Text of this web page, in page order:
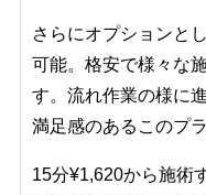
さらにオプションと
可能。格安で様々な
す。流れ作業の様に
満足感のあるこのプ
15分¥1,620から施術